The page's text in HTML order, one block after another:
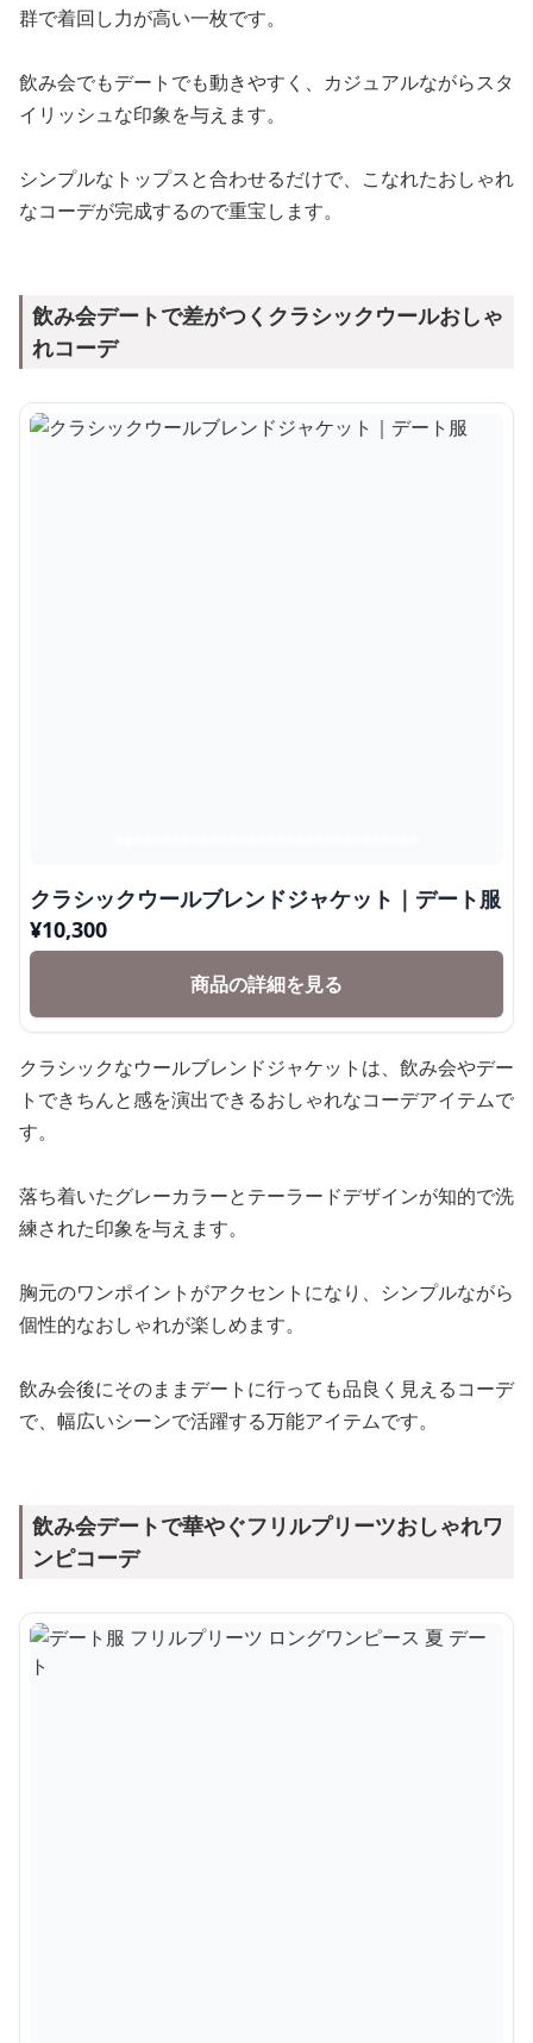
群で着回し力が高い一枚です。
飲み会でもデートでも動きやすく、カジュアルながらスタ
イリッシュな印象を与えます。
シンプルなトップスと合わせるだけで、こなれたおしゃれ
なコーデが完成するので重宝します。
飲み会デートで差がつくクラシックウールおしゃ
れコーデ
クラシックウールブレンドジャケット｜デート服
¥10,300
商品の詳細を見る
クラシックなウールブレンドジャケットは、飲み会やデー
トできちんと感を演出できるおしゃれなコーデアイテムで
す。
落ち着いたグレーカラーとテーラードデザインが知的で洗
練された印象を与えます。
胸元のワンポイントがアクセントになり、シンプルながら
個性的なおしゃれが楽しめます。
飲み会後にそのままデートに行っても品良く見えるコーデ
で、幅広いシーンで活躍する万能アイテムです。
飲み会デートで華やぐフリルプリーツおしゃれワ
ンピコーデ